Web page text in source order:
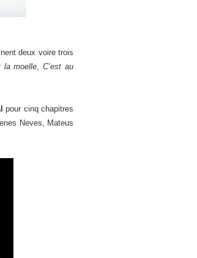
deux voire trois
la moelle ,C’est au
pour cinq chapitres
Neves, Mateus